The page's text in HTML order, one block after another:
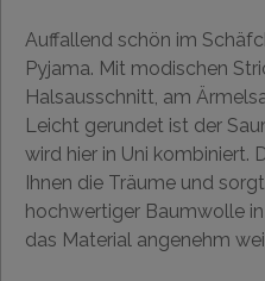
Auffallend schön im
Pyjama. Mit modischen
Halsausschnitt, am
Leicht gerundet ist der
wird hier in Uni kombiniert.
Ihnen die Träume und
hochwertiger Baumwolle
das Material angenehm